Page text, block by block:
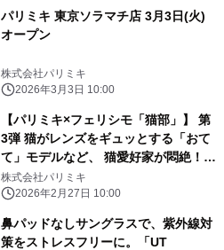
パリミキ 東京ソラマチ店 3月3日(火)
オープン
株式会社パリミキ
2026年3月3日 10:00
【パリミキ×フェリシモ「猫部」】 第
3弾 猫がレンズをギュッとする「おて
て」モデルなど、 猫愛好家が悶絶！新
株式会社パリミキ
2026年2月27日 10:00
鼻パッドなしサングラスで、紫外線対
策をストレスフリーに。「UT